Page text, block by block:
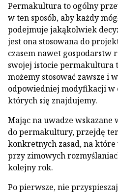
Permakultura to ogólny
w ten sposób, aby każdy
podejmuje jakąkolwiek
jest ona stosowana do
czasem nawet gospodarstw
swojej istocie permakultura
możemy stosować zawsze i
odpowiedniej modyfikacji w
których się znajdujemy.
Mając na uwadze wskazane
do permakultury, przejdę
konkretnych zasad, na
przy zimowych
kolejny rok.
Po pierwsze, nie